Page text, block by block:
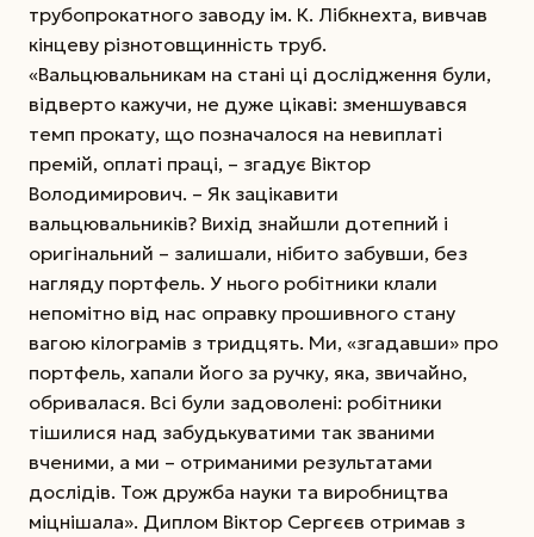
трубопрокатного заводу ім. К. Ліб­к­нехта, вивчав
кінцеву різнотовщинність труб.
«Вальцювальникам на стані ці дослідження були,
відверто кажучи, не дуже цікаві: зменшувався
темп прокату, що позначалося на невиплаті
премій, оплаті праці, – згадує Віктор
Володимирович. – Як зацікавити
вальцювальників? Вихід знайшли дотепний і
оригінальний – залишали, нібито забувши, без
нагляду портфель. У нього робітники клали
непомітно від нас оправку прошивного стану
вагою кілограмів з тридцять. Ми, «згадавши» про
портфель, хапали його за ручку, яка, звичайно,
обривалася. Всі були задоволені: робітники
тішилися над забудькуватими так званими
вченими, а ми – отриманими результатами
дослідів. Тож дружба науки та виробництва
міцнішала». Диплом Віктор Сергєєв отримав з